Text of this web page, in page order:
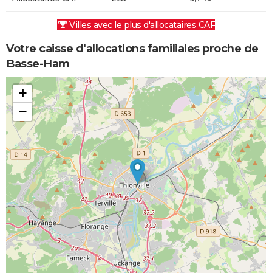
Villes avec le plus d'allocataires CAF
Votre caisse d'allocations familiales proche de
Basse-Ham
+
−